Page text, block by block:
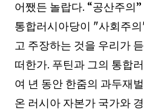
어쨌든 놀랍다. “공산주의”
통합러시아당이 "사회주의
고 주장하는 것을 우리가
떠한가. 푸틴과 그의 통합
여 년 동안 한줌의 과두재
온 러시아 자본가 국가와